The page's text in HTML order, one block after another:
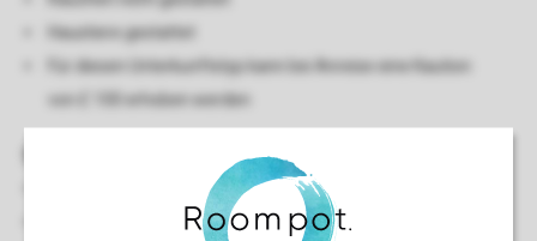
Haustiere gestattet
Für diesen Unterkunftstyp kann bei Anreise eine Kaution
von £ 100 erhoben werden
Schlafzimmer mit einem Doppelbett und Flatscreen-TV